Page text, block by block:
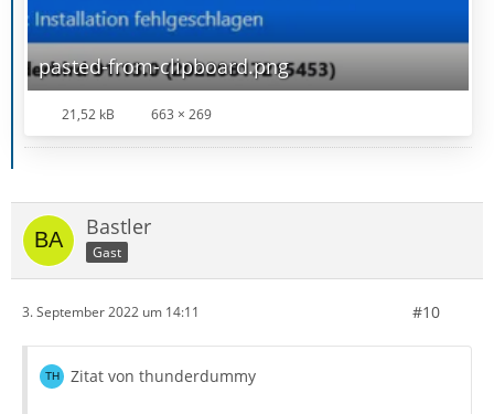
pasted-from-clipboard.png
21,52 kB 663 × 269
Bastler
Gast
3. September 2022 um 14:11 #10
Zitat von thunderdummy